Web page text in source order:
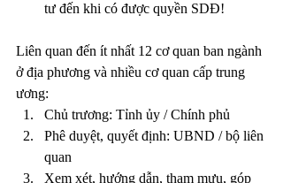
tư đến khi có được quyền SDĐ!
Liên quan đến ít nhất 12 cơ quan ban ngành
ở địa phương và nhiều cơ quan cấp trung
ương:
Chủ trương: Tỉnh ủy / Chính phủ
Phê duyệt, quyết định: UBND / bộ liên
quan
Xem xét, hướng dẫn, tham mưu, góp